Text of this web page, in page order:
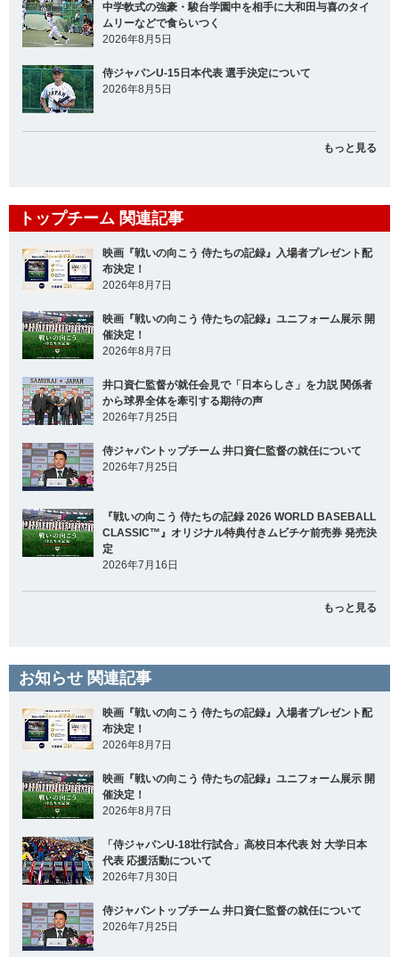
中学軟式の強豪・駿台学園中を相手に大和田与喜のタイ
ムリーなどで食らいつく
2026年8月5日
侍ジャパンU-15日本代表 選手決定について
2026年8月5日
もっと見る
トップチーム 関連記事
映画『戦いの向こう 侍たちの記録』入場者プレゼント配
布決定！
2026年8月7日
映画『戦いの向こう 侍たちの記録』ユニフォーム展示 開
催決定！
2026年8月7日
井口資仁監督が就任会見で「日本らしさ」を力説 関係者
から球界全体を牽引する期待の声
2026年7月25日
侍ジャパントップチーム 井口資仁監督の就任について
2026年7月25日
『戦いの向こう 侍たちの記録 2026 WORLD BASEBALL
CLASSIC™』オリジナル特典付きムビチケ前売券 発売決
定
2026年7月16日
もっと見る
お知らせ 関連記事
映画『戦いの向こう 侍たちの記録』入場者プレゼント配
布決定！
2026年8月7日
映画『戦いの向こう 侍たちの記録』ユニフォーム展示 開
催決定！
2026年8月7日
「侍ジャパンU-18壮行試合」高校日本代表 対 大学日本
代表 応援活動について
2026年7月30日
侍ジャパントップチーム 井口資仁監督の就任について
2026年7月25日